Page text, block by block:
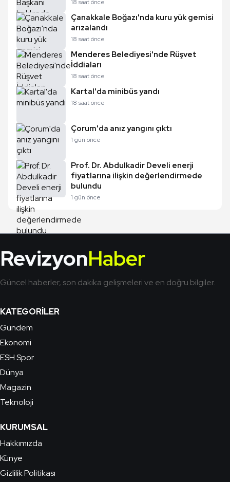
18 saat önce
Çanakkale Boğazı'nda kuru yük gemisi
arızalandı
18 saat önce
Menderes Belediyesi'nde Rüşvet
İddiaları
18 saat önce
Kartal'da minibüs yandı
18 saat önce
Çorum'da anız yangını çıktı
1 gün önce
Prof. Dr. Abdulkadir Develi enerji
fiyatlarına ilişkin değerlendirmede
bulundu
1 gün önce
RevizyonHaber
Güncel haberler, son dakika gelişmeleri ve en doğru bilgiler.
KATEGORILER
Gündem
Ekonomi
ESH Spor
Dünya
Magazin
Teknoloji
KURUMSAL
Hakkımızda
Künye
Gizlilik Politikası